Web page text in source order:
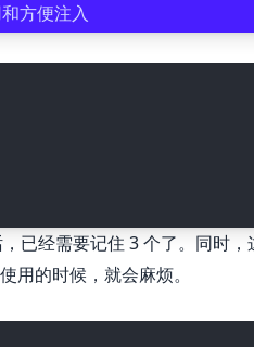
方便注入
已经需要记住 3 个了。同时
用的时候，就会麻烦。